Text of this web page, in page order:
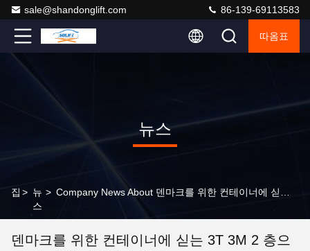
sale@shandonglift.com 86-139-69113583
따옴표
뉴스
집 > 뉴
스
>
덴마크를 위한 컨테이너에 싣는 3T 3M 2 층으